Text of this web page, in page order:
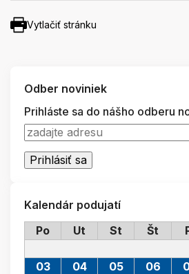
Vytlačiť stránku
Odber noviniek
Prihláste sa do nášho odberu
Kalendár podujatí
Po
Ut St Št
03
04 05 06